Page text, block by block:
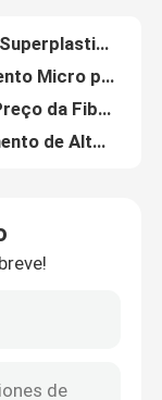
Tipo líquido Adição de concreto Superplastificante de policarboxilato sólido elevado
Fibra de PP Sintética Monofilamento Micro para Reforço de Concreto
Boa Dispersão Alta Resistência Preço da Fibra de Polipropileno Monofilamento de 12mm
Fibra de Polipropileno Monofilamento de Alta Dispersão para Aditivos de Concreto